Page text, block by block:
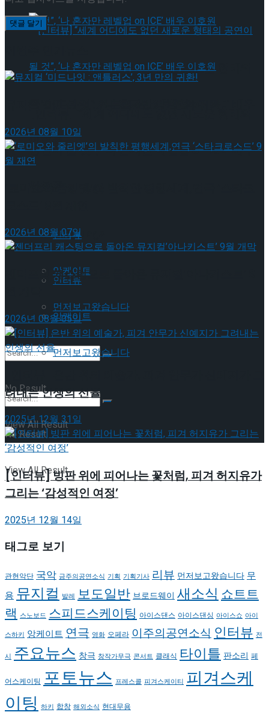
[인터뷰] “세계 어디에도 없던 새로운 형태의
이호원
인터뷰
앙케이트
먼저보고왔습니다
No Result
View All Result
공연이 될 것”, ‘나 혼자만 레벨업 on ICE’ 배우
Trending Tags
인터뷰
앙케이트
먼저보고왔습니다
No Result
View All Result
2026년 08월 10일
2026년 08월 07일
젠더프리 캐스팅으로 돌아온 뮤지컬’아나키스트’ 9
2026년 08월 05일
려내는 인생의 선율
2025년 12월 31일
[인터뷰] 빙판 위에 피어나는 꽃처럼, 피겨 허지유가
그리는 ‘감성적인 여정’
2025년 12월 14일
태그로 보기
관현악단 국악 금주의공연소식 기획 기획기사 리뷰 먼저보고왔습니다 무
용 뮤지컬 발레 보도일반 브로드웨이 새소식쇼트트
랙 스노보드 스피드스케이팅 아이스댄스 아이스댄싱 아이스쇼 아이
스하키 앙케이트 연극 영화 오페라 이주의공연소식 인터뷰 전
시 주요뉴스 창극 창작가무극 콘서트 클래식 타이틀 판소리 페
어스케이팅 포토뉴스 프레스콜 피겨스케이티 피겨스케
이팅 하키 합창 해외소식 현대무용